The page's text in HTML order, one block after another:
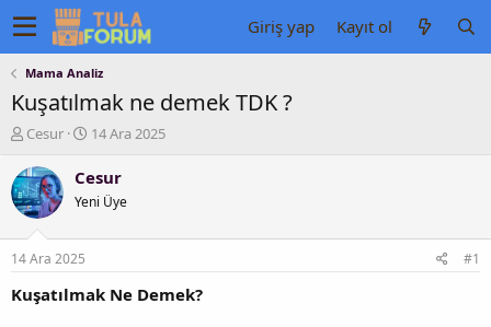
Giriş yap Kayıt ol
Mama Analiz
Kuşatılmak ne demek TDK ?
K
n
u
y
b
a
ş
Cesur
B
ş
a
ç
14 Ara 2025
Cesur
Yeni Üye
14 Ara 2025 #1
Kuşatılmak Ne Demek?